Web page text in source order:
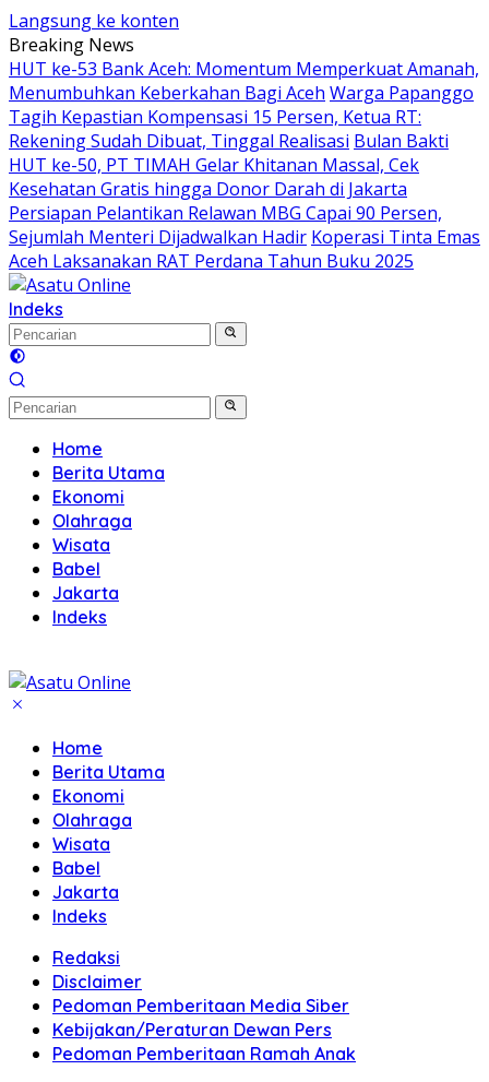
Langsung ke konten
Breaking News
HUT ke-53 Bank Aceh: Momentum Memperkuat Amanah,
Menumbuhkan Keberkahan Bagi Aceh Warga Papanggo
Tagih Kepastian Kompensasi 15 Persen, Ketua RT:
Rekening Sudah Dibuat, Tinggal Realisasi Bulan Bakti
HUT ke-50, PT TIMAH Gelar Khitanan Massal, Cek
Kesehatan Gratis hingga Donor Darah di Jakarta
Persiapan Pelantikan Relawan MBG Capai 90 Persen,
Sejumlah Menteri Dijadwalkan Hadir Koperasi Tinta Emas
Aceh Laksanakan RAT Perdana Tahun Buku 2025
Indeks
Home
Berita Utama
Ekonomi
Olahraga
Wisata
Babel
Jakarta
Indeks
Home
Berita Utama
Ekonomi
Olahraga
Wisata
Babel
Jakarta
Indeks
Redaksi
Disclaimer
Pedoman Pemberitaan Media Siber
Kebijakan/Peraturan Dewan Pers
Pedoman Pemberitaan Ramah Anak